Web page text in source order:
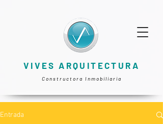
VIVES ARQUITECTURA
Constructora Inmobiliaria
Entrada